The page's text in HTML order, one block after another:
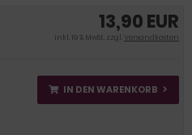
13,90 EUR
inkl. 19 % MwSt. zzgl.Versandkosten
IN DEN WARENKORB